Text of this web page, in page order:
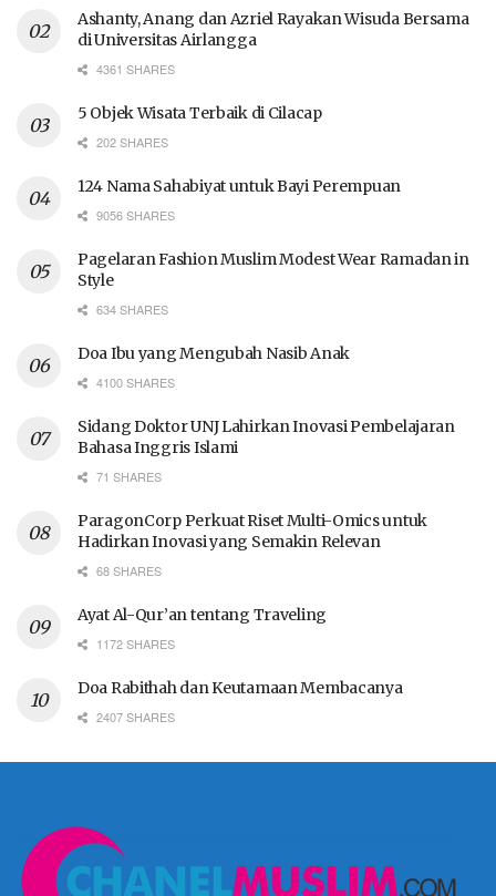
Ashanty, Anang dan Azriel Rayakan Wisuda Bersama
di Universitas Airlangga
4361 SHARES
5 Objek Wisata Terbaik di Cilacap
202 SHARES
124 Nama Sahabiyat untuk Bayi Perempuan
9056 SHARES
Pagelaran Fashion Muslim Modest Wear Ramadan in
Style
634 SHARES
Doa Ibu yang Mengubah Nasib Anak
4100 SHARES
Sidang Doktor UNJ Lahirkan Inovasi Pembelajaran
Bahasa Inggris Islami
71 SHARES
ParagonCorp Perkuat Riset Multi-Omics untuk
Hadirkan Inovasi yang Semakin Relevan
68 SHARES
Ayat Al-Qur’an tentang Traveling
1172 SHARES
Doa Rabithah dan Keutamaan Membacanya
2407 SHARES